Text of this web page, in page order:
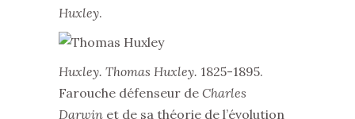
Huxley.
Huxley. Thomas Huxley. 1825-1895.
Farouche défenseur de Charles
Darwin et de sa théorie de l’évolution